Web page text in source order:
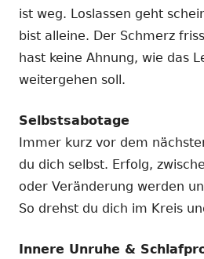
ist weg. Loslassen geht
bist alleine. Der Schmerz
hast keine Ahnung, wie das
weitergehen soll.
Selbstsabotage
Immer kurz vor dem
du dich selbst. Erfolg,
oder Veränderung werden
So drehst du dich im Kreis
Innere Unruhe &